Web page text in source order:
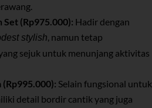
Set (Rp975.000): Hadir dengan
stylish, namun tetap
sejuk untuk menunjang aktivitas
(Rp995.000): Selain fungsional untuk
detail bordir cantik yang juga